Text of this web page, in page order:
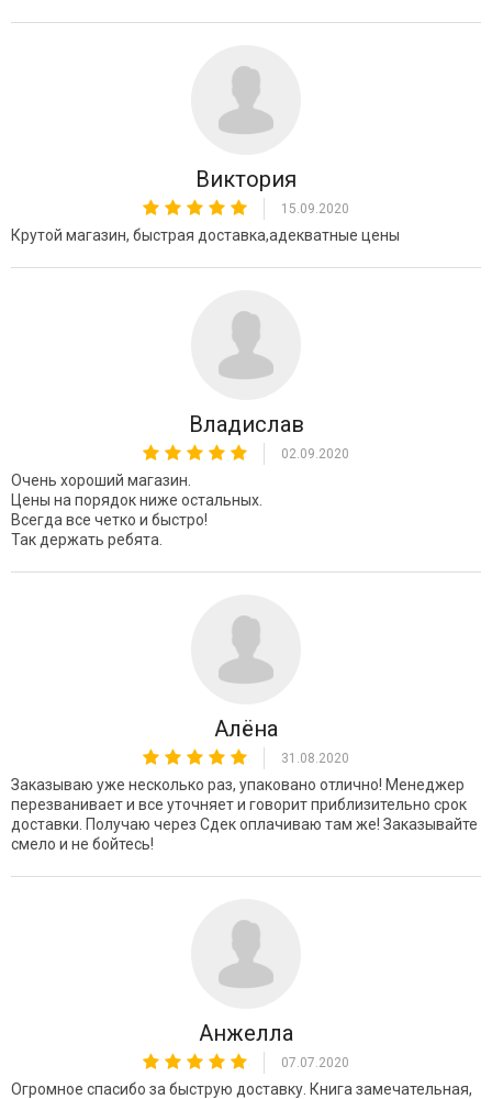
Виктория
15.09.2020
Крутой магазин, быстрая доставка,адекватные цены
Владислав
02.09.2020
Очень хороший магазин.
Цены на порядок ниже остальных.
Всегда все четко и быстро!
Так держать ребята.
Алёна
31.08.2020
Заказываю уже несколько раз, упаковано отлично! Менеджер
перезванивает и все уточняет и говорит приблизительно срок
доставки. Получаю через Сдек оплачиваю там же! Заказывайте
смело и не бойтесь!
Анжелла
07.07.2020
Огромное спасибо за быструю доставку. Книга замечательная,